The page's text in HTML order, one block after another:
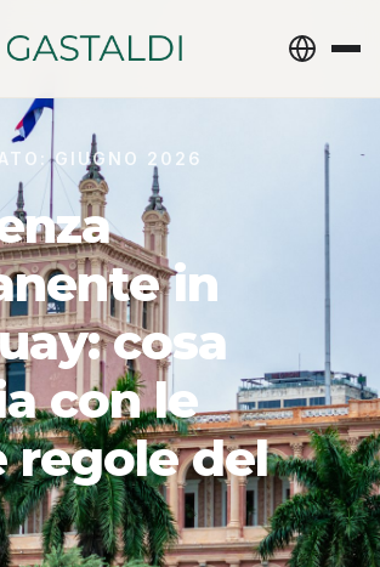
GIUGNO 2026
in
cosa
con le
regole del